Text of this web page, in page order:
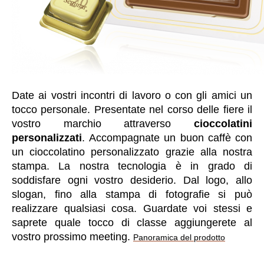
Date ai vostri incontri di lavoro o con gli amici un
tocco personale. Presentate nel corso delle fiere il
vostro marchio attraverso cioccolatini
personalizzati. Accompagnate un buon caffè con
un cioccolatino personalizzato grazie alla nostra
stampa. La nostra tecnologia è in grado di
soddisfare ogni vostro desiderio. Dal logo, allo
slogan, fino alla stampa di fotografie si può
realizzare qualsiasi cosa. Guardate voi stessi e
saprete quale tocco di classe aggiungerete al
vostro prossimo meeting. Panoramica del prodotto